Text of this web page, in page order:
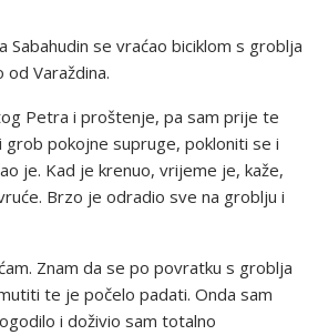
Sabahudin se vraćao biciklom s groblja
od Varaždina.
Petra i proštenje, pa sam prije te
pokojne supruge, pokloniti se i
je. Kad je krenuo, vrijeme je, kaže,
Brzo je odradio sve na groblju i
Znam da se po povratku s groblja
te je počelo padati. Onda sam
i doživio sam totalno